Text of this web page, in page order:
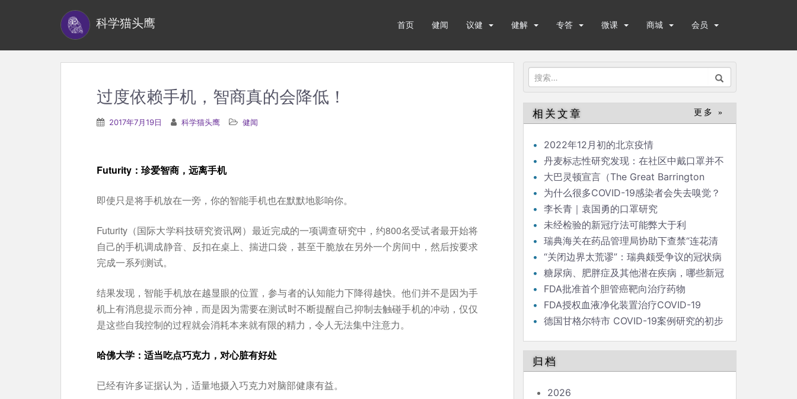
科学猫头鹰 首页 健闻 议健 健解 专答 微课 商城 会员
搜
索：
过度依赖手机，智商真的会降低！
2017年7月19日 科学猫头鹰 健闻
Futurity：珍爱智商，远离手机
即使只是将手机放在一旁，你的智能手机也在默默地影响你。
Futurity（国际大学科技研究资讯网）最近完成的一项调查研究中，约800名受试者最开始将
自己的手机调成静音、反扣在桌上、揣进口袋，甚至干脆放在另外一个房间中，然后按要求
完成一系列测试。
结果发现，智能手机放在越显眼的位置，参与者的认知能力下降得越快。他们并不是因为手
机上有消息提示而分神，而是因为需要在测试时不断提醒自己抑制去触碰手机的冲动，仅仅
是这些自我控制的过程就会消耗本来就有限的精力，令人无法集中注意力。
哈佛大学：适当吃点巧克力，对心脏有好处
已经有许多证据认为，适量地摄入巧克力对脑部健康有益。
相关文章 更多 »
2022年12月初的北京疫情
丹麦标志性研究发现：在社区中戴口罩并不
能显著降低（新冠）感染率
大巴灵顿宣言（The Great Barrington
Declaration）
为什么很多COVID-19感染者会失去嗅觉？
李长青｜袁国勇的口罩研究
未经检验的新冠疗法可能弊大于利
瑞典海关在药品管理局协助下查禁“连花清
瘟”“关闭边界太荒谬”：瑞典颇受争议的冠状病
毒策略背后的流行病学家
糖尿病、肥胖症及其他潜在疾病，哪些新冠
患者最危险？
FDA批准首个胆管癌靶向治疗药物
FDA授权血液净化装置治疗COVID-19
德国甘格尔特市 COVID-19案例研究的初步
归档
2026